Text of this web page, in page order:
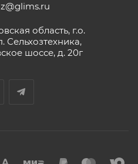
область, г.о.
Сельхозтехника,
шоссе, д. 20г